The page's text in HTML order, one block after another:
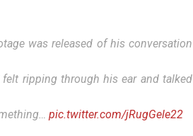
was released of his conversation
ripping through his ear and talked
pic.twitter.com/jRugGele22